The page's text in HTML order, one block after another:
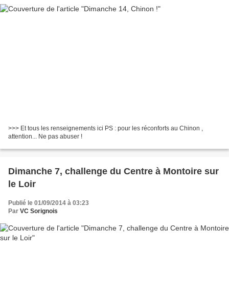
>>> Et tous les renseignements ici PS : pour les réconforts au Chinon ,
attention... Ne pas abuser !
Dimanche 7, challenge du Centre à Montoire sur
le Loir
Publié le 01/09/2014 à 03:23
Par VC Sorignois